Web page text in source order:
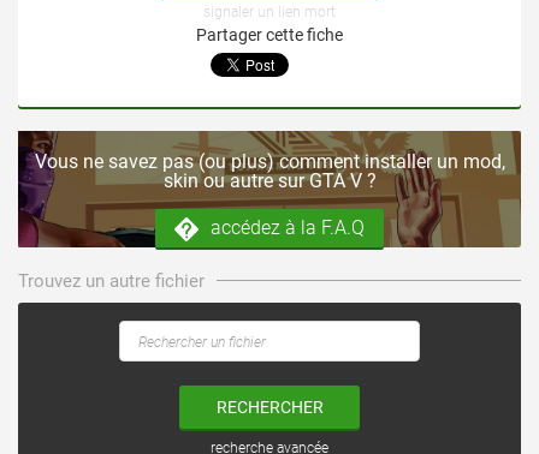
signaler un lien mort
Partager cette fiche
Vous ne savez pas (ou plus) comment installer un mod,
skin ou autre sur GTA V ?
accédez à la F.A.Q
Trouvez un autre fichier
RECHERCHER
recherche avancée